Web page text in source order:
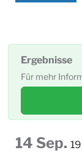
Ergebnisse
Für mehr
14 Sep.